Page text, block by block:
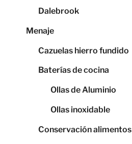
Dalebrook
Menaje
Cazuelas hierro fundido
Baterías de cocina
Ollas de Aluminio
Ollas inoxidable
Conservación alimentos